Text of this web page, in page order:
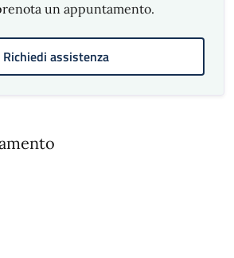
un appuntamento.
Richiedi assistenza